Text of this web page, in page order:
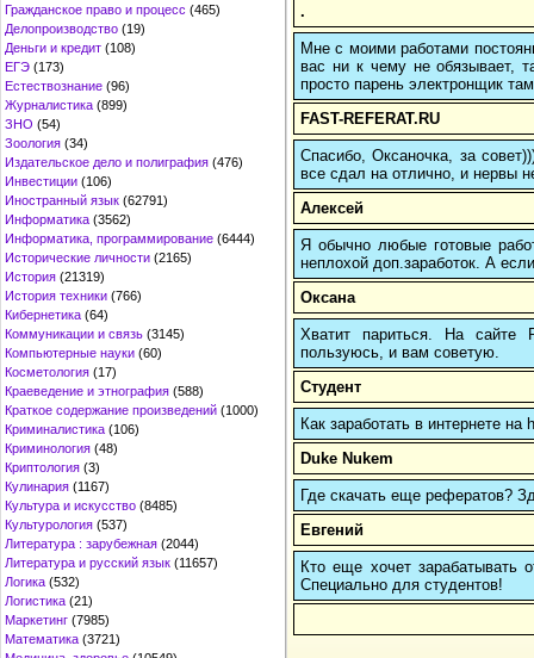
Гражданское право и процесс (465)
Делопроизводство (19)
Деньги и кредит (108)
ЕГЭ (173)
Естествознание (96)
Журналистика (899)
ЗНО (54)
Зоология (34)
Издательское дело и полиграфия (476)
Инвестиции (106)
Иностранный язык (62791)
Информатика (3562)
Информатика, программирование (6444)
Исторические личности (2165)
История (21319)
История техники (766)
Кибернетика (64)
Коммуникации и связь (3145)
Компьютерные науки (60)
Косметология (17)
Краеведение и этнография (588)
Краткое содержание произведений (1000)
Криминалистика (106)
Криминология (48)
Криптология (3)
Кулинария (1167)
Культура и искусство (8485)
Культурология (537)
Литература : зарубежная (2044)
Литература и русский язык (11657)
Логика (532)
Логистика (21)
Маркетинг (7985)
Математика (3721)
.
Мне с моими работами
вас ни к чему не обязывает,
просто парень электронщик
FAST-REFERAT.RU
Спасибо, Оксаночка, за
все сдал на отлично, и нервы
Алексей
Я обычно любые готовые
неплохой доп.заработок. А
Оксана
Хватит париться. На
пользуюсь, и вам советую.
Студент
Как заработать в интернете на
Duke Nukem
Где скачать еще рефератов?
Евгений
Кто еще хочет зарабатывать
Cпециально для студентов!